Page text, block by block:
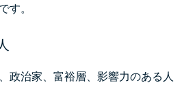
す。
政治家、富裕層、影響力のある人